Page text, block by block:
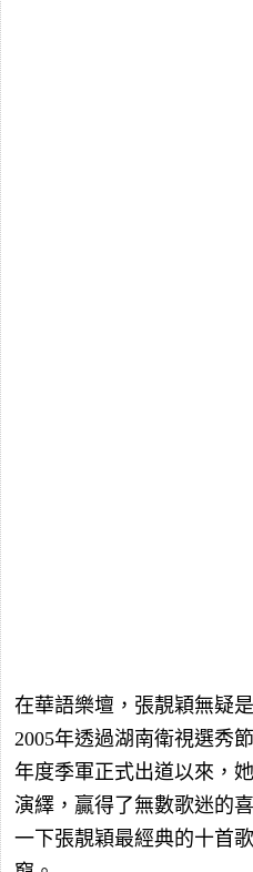
在華語樂壇，張靚穎無疑
2005年透過湖南衛視選秀
年度季軍正式出道以來，
演繹，贏得了無數歌迷的
一下張靚穎最經典的十首